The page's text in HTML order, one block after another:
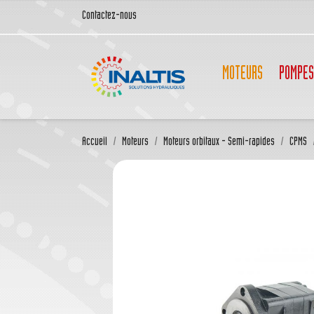
Contactez-nous
MOTEURS POMPES
Accueil Moteurs Moteurs orbitaux - Semi-rapides CPMS